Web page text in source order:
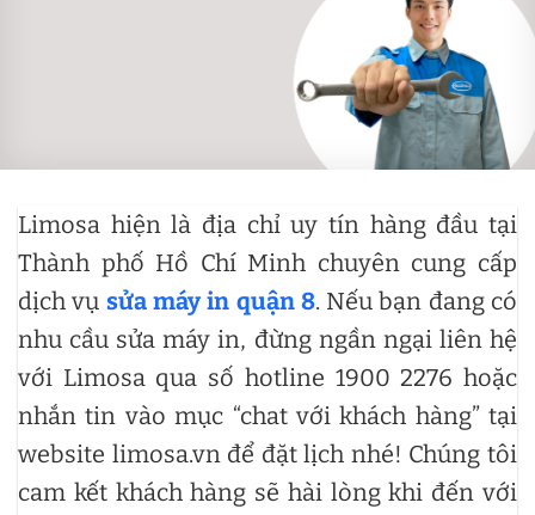
Limosa hiện là địa chỉ uy tín hàng đầu tại
Thành phố Hồ Chí Minh chuyên cung cấp
dịch vụ sửa máy in quận 8. Nếu bạn đang có
nhu cầu sửa máy in, đừng ngần ngại liên hệ
với Limosa qua số hotline 1900 2276 hoặc
nhắn tin vào mục “chat với khách hàng” tại
website limosa.vn để đặt lịch nhé! Chúng tôi
cam kết khách hàng sẽ hài lòng khi đến với